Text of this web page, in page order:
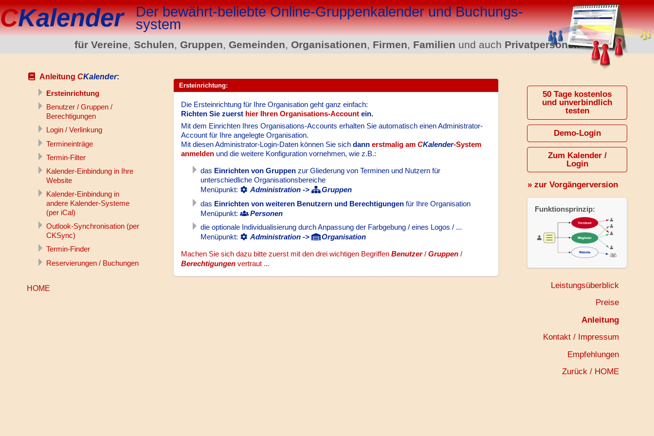
CKalender Der bewährt-beliebte Online-Gruppen­kalender und Buchungs­
system
für Vereine, Schulen, Gruppen, Gemeinden, Organisationen, Firmen, Familien und auch Privatpersonen
Anleitung CKalender:
Ersteinrichtung
Benutzer / Gruppen /
Berechtigungen
Login / Verlinkung
Termineinträge
Termin-Filter
Kalender-Einbindung in Ihre
Website
Kalender-Einbindung in
andere Kalender-Systeme
(per iCal)
Outlook-Synchronisation (per
CKSync)
Termin-Finder
Reservierungen / Buchungen
HOME
Ersteinrichtung:
Die Ersteinrichtung für Ihre Organisation geht ganz einfach:
Richten Sie zuerst hier Ihren Organisations-Accountein.
Mit dem Einrichten Ihres Organisations-Accounts erhalten Sie automatisch einen Administrator-
Account für Ihre angelegte Organisation.
Mit diesen Administrator-Login-Daten können Sie sich dann erstmalig am CKalender-System
anmeldenund die weitere Konfiguration vornehmen, wie z.B.:
das Einrichten von Gruppenzur Gliederung von Terminen und Nutzern für
unterschiedliche Organisationsbereiche
Menüpunkt:
Administration ->
Gruppen
das Einrichten von weiteren Benutzern und Berechtigungenfür Ihre Organisation
Menüpunkt:
Personen
die optionale Individualisierung durch Anpassung der Farbgebung / eines Logos / ...
Menüpunkt:
Administration -> Organisation
Machen Sie sich dazu bitte zuerst mit den drei wichtigen Begriffen Benutzer/ Gruppen/
Berechtigungenvertraut ...
50 Tage kostenlos
und unverbindlich
testen
Demo-Login
Zum Kalender /
Login
» zur Vorgängerversion
Funktionsprinzip:
Leistungsüberblick
Preise
Anleitung
Kontakt / Impressum
Empfehlungen
Zurück / HOME